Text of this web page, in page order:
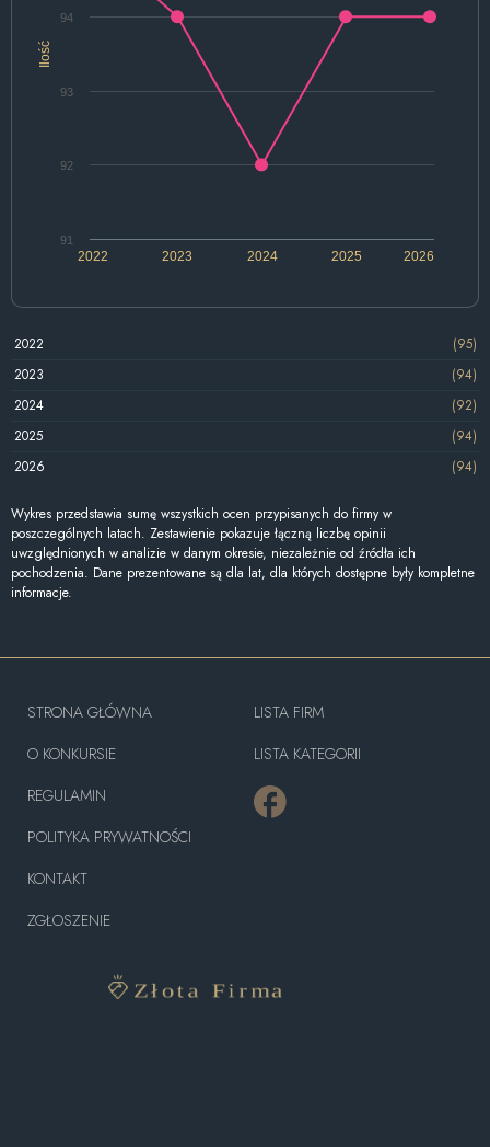
Ilość
2022 2024 2026
2023 2025
91
92
93
94
2022
(95)
2023
(94)
2024
(92)
2025
(94)
2026
(94)
Wykres przedstawia sumę wszystkich ocen przypisanych do firmy w
poszczególnych latach. Zestawienie pokazuje łączną liczbę opinii
uwzględnionych w analizie w danym okresie, niezależnie od źródła ich
pochodzenia. Dane prezentowane są dla lat, dla których dostępne były kompletne
informacje.
STRONA GŁÓWNA
O KONKURSIE
REGULAMIN
POLITYKA PRYWATNOŚCI
KONTAKT
ZGŁOSZENIE
LISTA FIRM
LISTA KATEGORII